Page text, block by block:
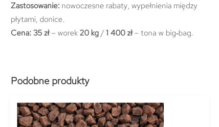
Zastosowanie: nowoczesne rabaty, wypełnienia między
płytami, donice.
Cena: 35 zł– worek20 kg /1 400 zł– tona w big‑bag.
Podobne produkty